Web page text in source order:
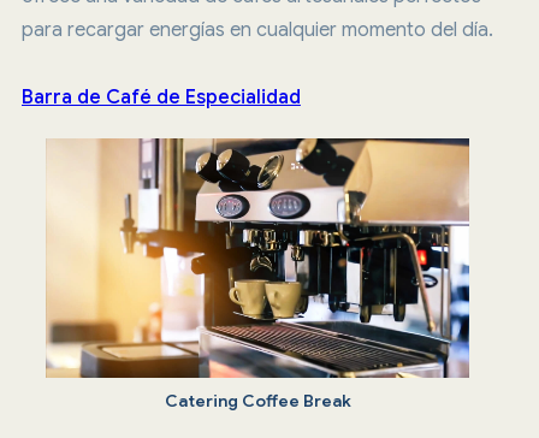
para recargar energías en cualquier momento del día.
Barra de Café de Especialidad
Catering Coffee Break